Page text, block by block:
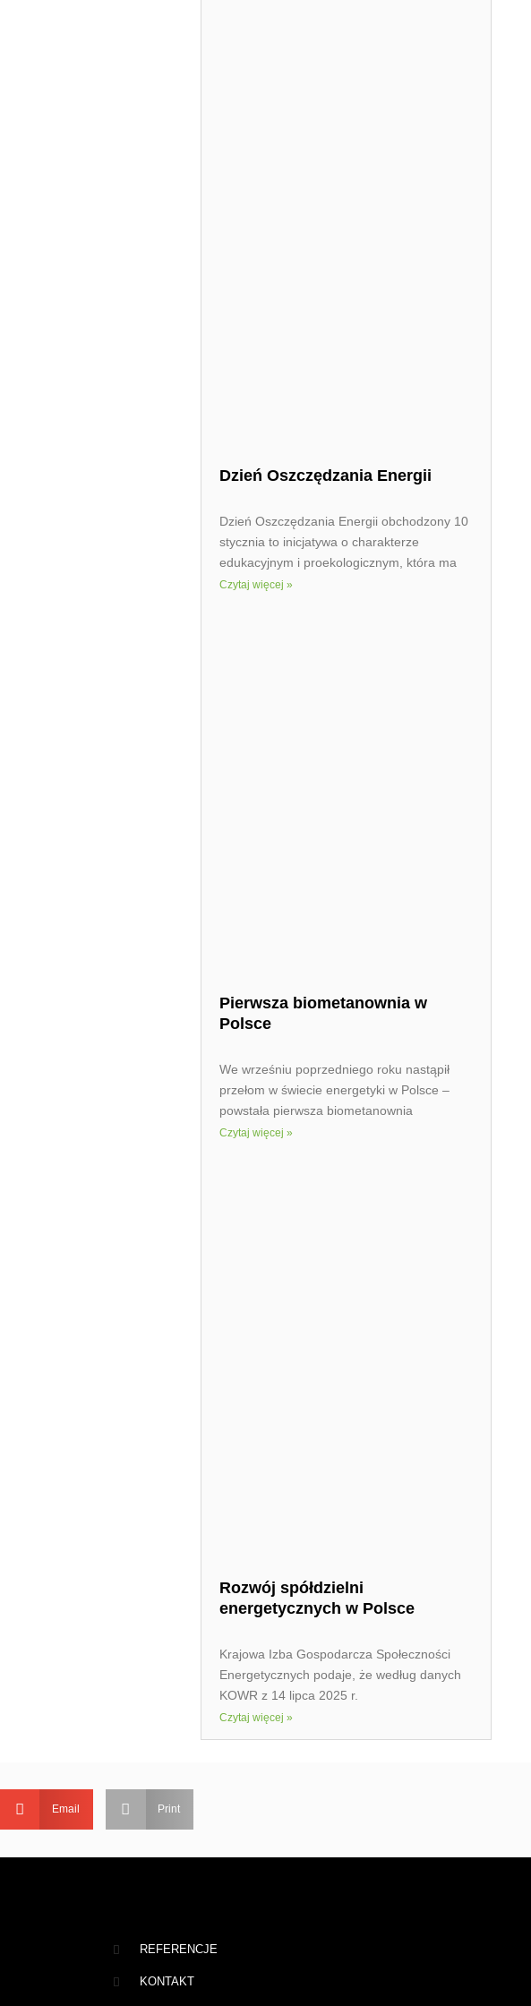
Dzień Oszczędzania Energii
Dzień Oszczędzania Energii obchodzony 10
stycznia to inicjatywa o charakterze
edukacyjnym i proekologicznym, która ma
Czytaj więcej »
Pierwsza biometanownia w
Polsce
We wrześniu poprzedniego roku nastąpił
przełom w świecie energetyki w Polsce –
powstała pierwsza biometanownia
Czytaj więcej »
Rozwój spółdzielni
energetycznych w Polsce
Krajowa Izba Gospodarcza Społeczności
Energetycznych podaje, że według danych
KOWR z 14 lipca 2025 r.
Czytaj więcej »
Email Print
REFERENCJE
KONTAKT